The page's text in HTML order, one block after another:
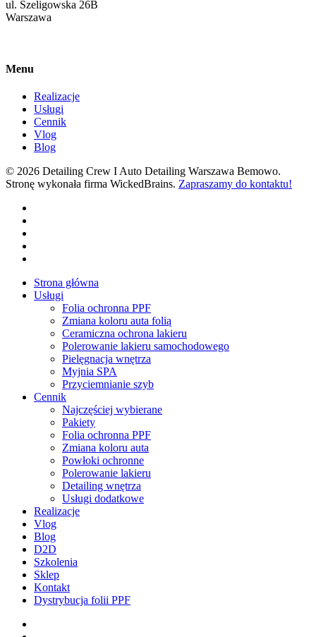
ul. Szeligowska 26B
Warszawa
Menu
Realizacje
Usługi
Cennik
Vlog
Blog
© 2026 Detailing Crew I Auto Detailing Warszawa Bemowo.
Stronę wykonała firma WickedBrains. Zapraszamy do kontaktu!
Close
Menu
Strona główna
Usługi
Folia ochronna PPF
Zmiana koloru auta folią
Ceramiczna ochrona lakieru
Polerowanie lakieru samochodowego
Pielęgnacja wnętrza
Myjnia SPA
Przyciemnianie szyb
Cennik
Najczęściej wybierane
Pakiety
Folia ochronna PPF
Zmiana koloru auta
Powłoki ochronne
Polerowanie lakieru
Detailing wnętrza
Usługi dodatkowe
Realizacje
Vlog
Blog
D2D
Szkolenia
Sklep
Kontakt
Dystrybucja folii PPF